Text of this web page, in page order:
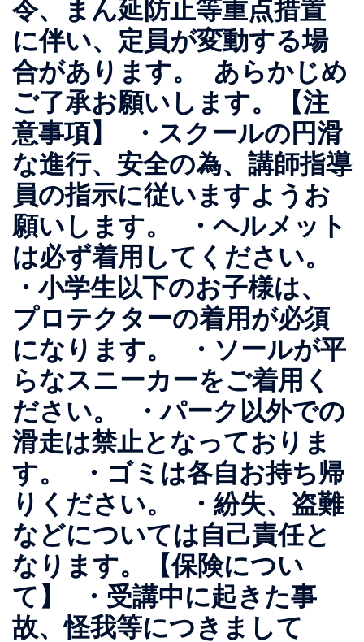
令、まん延防止等重点措置
に伴い、定員が変動する場
合があります。 あらかじめ
ご了承お願いします。【注
意事項】 ・スクールの円滑
な進行、安全の為、講師指導
員の指示に従いますようお
願いします。 ・ヘルメット
は必ず着用してください。
・小学生以下のお子様は、
プロテクターの着用が必須
になります。 ・ソールが平
らなスニーカーをご着用く
ださい。 ・パーク以外での
滑走は禁止となっておりま
す。 ・ゴミは各自お持ち帰
りください。 ・紛失、盗難
などについては自己責任と
なります。【保険につい
て】 ・受講中に起きた事
故、怪我等につきまして